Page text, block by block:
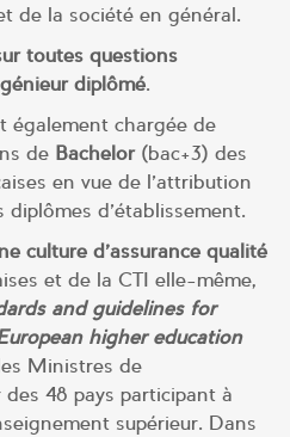
de la société en général.
toutes questions
diplômé.
également chargée de
de Bachelor(bac+3) des
en vue de l’attribution
d’établissement.
culture d’assurance qualité
et de la CTI elle-même,
and guidelines for
higher education
Ministres de
des 48 pays participant à
supérieur. Dans